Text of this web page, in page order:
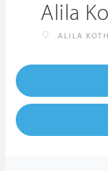
Alila
ALILA